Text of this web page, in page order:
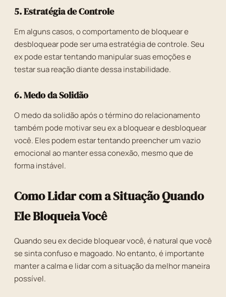
5. Estratégia de Controle
Em alguns casos, o comportamento de bloquear e
desbloquear pode ser uma estratégia de controle. Seu
ex pode estar tentando manipular suas emoções e
testar sua reação diante dessa instabilidade.
6. Medo da Solidão
O medo da solidão após o término do relacionamento
também pode motivar seu ex a bloquear e desbloquear
você. Eles podem estar tentando preencher um vazio
emocional ao manter essa conexão, mesmo que de
forma instável.
Como Lidar com a Situação Quando
Ele Bloqueia Você
Quando seu ex decide bloquear você, é natural que você
se sinta confuso e magoado. No entanto, é importante
manter a calma e lidar com a situação da melhor maneira
possível.